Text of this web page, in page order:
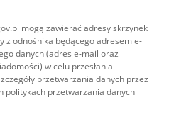
mogą zawierać adresy skrzynek
z odnośnika będącego adresem e-
danych (adres e-mail oraz
w celu przesłania
przetwarzania danych przez
politykach przetwarzania danych